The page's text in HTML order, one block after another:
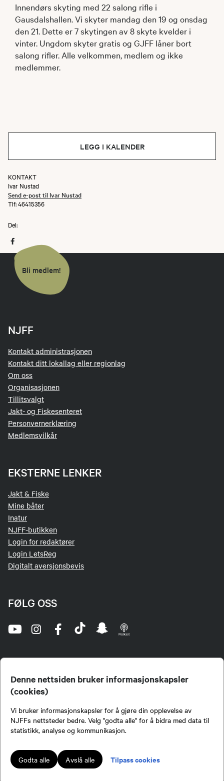
Denne nettsiden bruker informasjonskapsler
(cookies)
Vi bruker informasjonskapsler for å gjøre din opplevelse av
NJFFs nettsteder bedre. Velg "godta alle" for å bidra med data til
statistikk, analyse og kommunikasjon.
Godta alle Avslå alle Tilpass cookies
Innendørs skyting med 22 salong rifle i
Gausdalshallen. Vi skyter mandag den 19 og onsdag
den 21. Dette er 7 skytingen av 8 skyte kvelder i
vinter. Ungdom skyter gratis og GJFF låner bort
salong rifler. Alle velkommen, medlem og ikke
medlemmer.
LEGG I KALENDER
KONTAKT
Ivar Nustad
Send e-post til Ivar Nustad
Tlf: 46415356
Del:
Bli medlem!
NJFF
Kontakt administrasjonen
Kontakt ditt lokallag eller regionlag
Om oss
Organisasjonen
Tillitsvalgt
Jakt- og Fiskesenteret
Personvernerklæring
Medlemsvilkår
EKSTERNE LENKER
Jakt & Fiske
Mine båter
Inatur
NJFF-butikken
Login for redaktører
Login LetsReg
Digitalt aversjonsbevis
FØLG OSS
jegere og sportsfiskere og et av de viktigste miljøene for formidling av kunnskap om jakt og
fiske i Norge. Vi er en partipolitisk nøytral organisasjon, men har et sterkt jakt-, fiske-, og
naturpolitisk engasjement i mange saker.
Lokalforeninger tilsluttet Norges Jeger- og Fiskerforbund har ansvar for innhold de
publiserer på njff.no.